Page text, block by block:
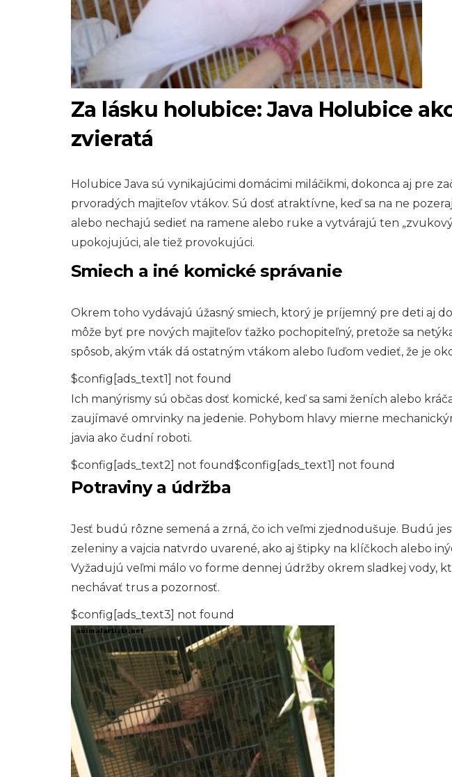
Za lásku holubice: Java Holubice
zvieratá
Holubice Java sú vynikajúcimi domácimi miláčikmi, dokonca aj pre
prvoradých majiteľov vtákov. Sú dosť atraktívne, keď sa na ne
alebo nechajú sedieť na ramene alebo ruke a vytvárajú ten
upokojujúci, ale tiež provokujúci.
Smiech a iné komické správanie
Okrem toho vydávajú úžasný smiech, ktorý je príjemný pre deti aj
môže byť pre nových majiteľov ťažko pochopiteľný, pretože sa
spôsob, akým vták dá ostatným vtákom alebo ľuďom vedieť, že je
$config[ads_text1] not found
Ich manýrismy sú občas dosť komické, keď sa sami ženích alebo
zaujímavé omrvinky na jedenie. Pohybom hlavy mierne
javia ako čudní roboti.
$config[ads_text2] not found$config[ads_text1] not found
Potraviny a údržba
Jesť budú rôzne semená a zrná, čo ich veľmi zjednodušuje. Budú
zeleniny a vajcia natvrdo uvarené, ako aj štipky na klíčkoch alebo
Vyžadujú veľmi málo vo forme dennej údržby okrem sladkej vody,
nechávať trus a pozornosť.
$config[ads_text3] not found